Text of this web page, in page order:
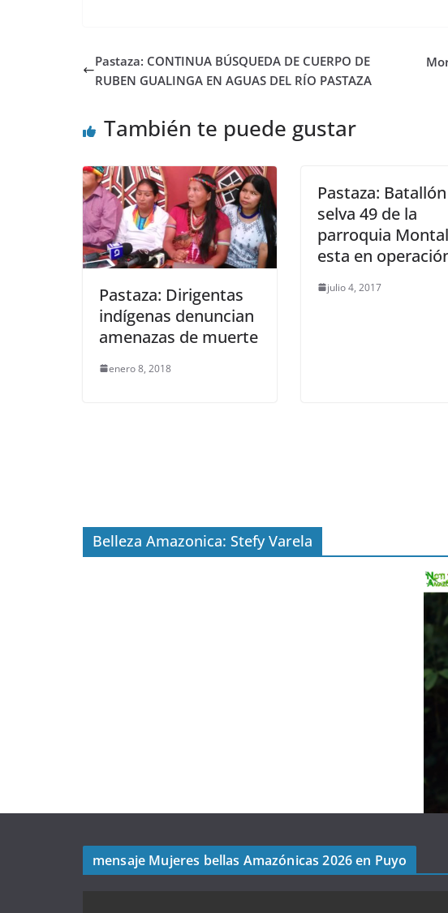
Pastaza: CONTINUA BÚSQUEDA DE CUERPO DE
RUBEN GUALINGA EN AGUAS DEL RÍO PASTAZA
También te puede gustar
Pastaza: Dirigentas
indígenas denuncian
amenazas de muerte
enero 8, 2018
Pastaza:
selva 49 de la
parroquia
esta en
julio 4, 2017
Belleza Amazonica: Stefy Varela
mensaje Mujeres bellas Amazónicas 2026 en Puyo